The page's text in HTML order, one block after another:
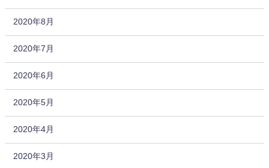
2020年8月
2020年7月
2020年6月
2020年5月
2020年4月
2020年3月